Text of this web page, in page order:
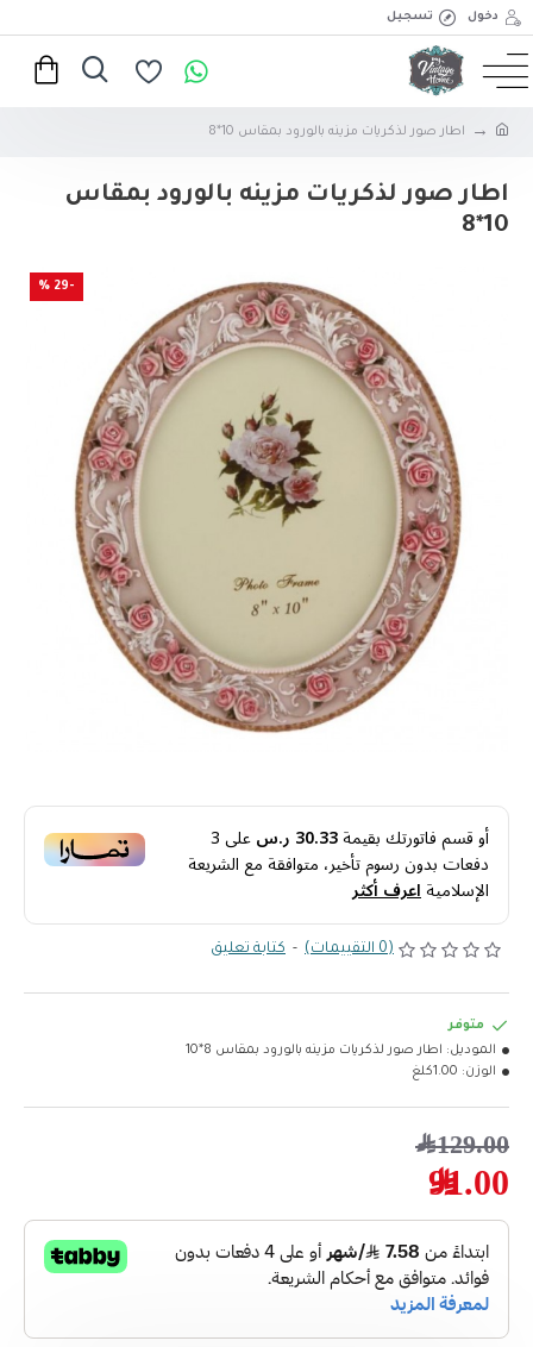
دخول تسجيل
اطار صور لذكريات مزينه بالورود بمقاس 10*8
اطار صور لذكريات مزينه بالورود بمقاس
10*8
-29 %
أو قسم فاتورتك بقيمة30.33 ر.س على3
دفعات بدون رسوم تأخير، متوافقة مع الشريعة
الإسلاميةاعرف أكثر
(0 التقييمات) - كتابة تعليق
91.00﷼
129.00﷼
متوفر
الموديل: اطار صور لذكريات مزينه بالورود بمقاس 8*10
الوزن: 1.00كلغ